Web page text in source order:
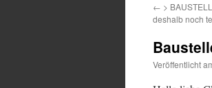
← >
deshalb noch
Veröffentlicht